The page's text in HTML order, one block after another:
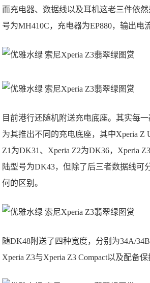
而充电器、数据线以及耳机这老三件依
号为MH410C，充电器为EP880，输出电
目前港行还随机附送充电底座。其实每
为其推出不同的充电底座，其中Xperia Z
Z1为DK31、Xperia Z2为DK36，Xperia
陆型号为DK43，但除了后三者数据线可
何的区别。
随DK48附送了四种宽度，分别为34A/
Xperia Z3与Xperia Z3 Compact以及配备保